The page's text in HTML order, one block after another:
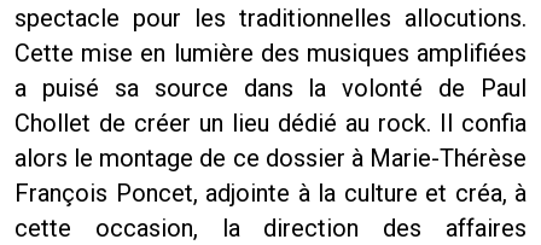
spectacle pour les traditionnelles allocutions.
Cette mise en lumière des musiques amplifiées
a puisé sa source dans la volonté de Paul
Chollet de créer un lieu dédié au rock. Il confia
alors le montage de ce dossier à Marie-Thérèse
François Poncet, adjointe à la culture et créa, à
cette occasion, la direction des affaires